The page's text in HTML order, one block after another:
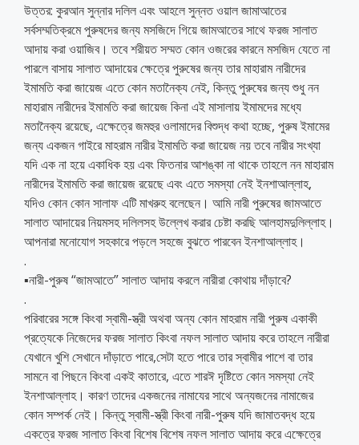
উত্তর: কুরআন সুন্নার দলিল এবং আহলে সুন্নত ওয়াল জামাআতের
সর্বসম্মতিক্রমে পুরুষদের জন্য মসজিদে গিয়ে জামআতের সাথে ফরজ সালাত
আদায় করা ওয়াজিব। তবে শরীয়ত সম্মত কোন ওজরের কারনে মসজিদ যেতে না
পারলে বাসায় সালাত আদায়ের ক্ষেত্রে পুরুষের জন্য তার মাহারাম নারীদের
ইমামতি করা জায়েজ এতে কোন মতানৈক্য নেই, কিন্তু পুরুষের জন্য শুধু নন
মাহারাম নারীদের ইমামতি করা জায়েজ কিনা এই মাসালায় ইমামদের মধ্যে
মতানৈক্য রয়েছে, এক্ষেত্রে জমহুর ওলামাদের বিশুদ্ধ কথা হচ্ছে, পুরুষ ইমামের
জন্য একজন গাইরে মাহরাম নারীর ইমামতি করা জায়েজ নয় তবে নারীর সংখ্যা
যদি এক না হয়ে একাধিক হয় এবং ফিতনার আশঙ্কা না থাকে তাহলে নন মাহারাম
নারীদের ইমামতি করা জায়েজ রয়েছে এবং এতে সমস্যা নেই ইনশাআল্লাহ,
যদিও কোন কোন সালাফ এটি মাখরুহ বলেছেন। আমি নারী পুরুষের জামআতে
সালাত আদায়ের নিয়মসহ দলিলসহ উল্লেখ করার চেষ্টা করছি আলহামদুলিল্লাহ।
আপনারা মনোযোগ সহকারে পড়লে সহজে বুঝতে পারবেন ইনশাআল্লাহ।
.
▪️নারী-পুরুষ “জামআতে” সালাত আদায় করলে নারীরা কোথায় দাঁড়াবে?
.
পরিবারের সঙ্গে কিংবা স্বামী-স্ত্রী অথবা অন্য কোন মাহরাম নারী পুরুষ একাকী
প্রত্যেকে নিজেদের ফরজ সালাত কিংবা নফল সালাত আদায় করে তাহলে নারীরা
যেখানে খুশি সেখানে দাঁড়াতে পারে,সেটা হতে পারে তার স্বামীর পাশে বা তার
সামনে বা পিছনে কিংবা একই কাতারে, এতে শারঈ দৃষ্টিতে কোন সমস্যা নেই
ইনশাআল্লাহ। কারণ তাদের একজনের নামাযের সাথে অন্যজনের নামাজের
কোন সম্পর্ক নেই। কিন্তু স্বামী-স্ত্রী কিংবা নারী-পুরুষ যদি জামাতবদ্ধ হয়ে
একত্রে ফরজ সালাত কিংবা বিশেষ বিশেষ নফল সালাত আদায় করে এক্ষেত্রে